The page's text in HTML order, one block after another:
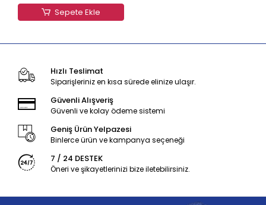
Sepete Ekle
Hızlı Teslimat
Siparişleriniz en kısa sürede elinize ulaşır.
Güvenli Alışveriş
Güvenli ve kolay ödeme sistemi
Geniş Ürün Yelpazesi
Binlerce ürün ve kampanya seçeneği
7 / 24 DESTEK
Öneri ve şikayetlerinizi bize iletebilirsiniz.